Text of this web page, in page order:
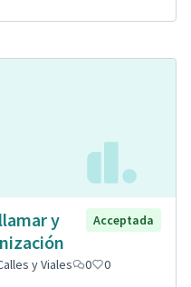
y
Acceptada
y Viales 0 0